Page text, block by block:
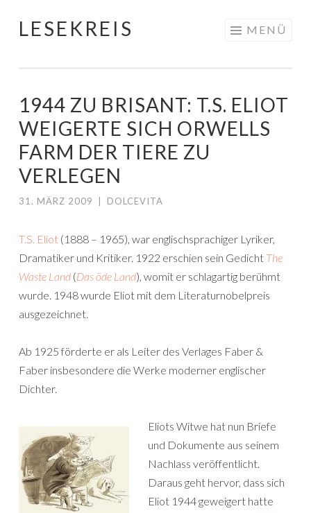
Springe
LESEKREIS MENÜ
1944 ZU BRISANT: T.S. ELIOT
WEIGERTE SICH ORWELLS
FARM DER TIERE ZU
VERLEGEN
31. MÄRZ 2009 DOLCEVITA
T.S. Eliot (1888 – 1965), war englischsprachiger Lyriker,
Dramatiker und Kritiker. 1922 erschien sein Gedicht The
Waste Land (Das öde Land), womit er schlagartig berühmt
wurde. 1948 wurde Eliot mit dem Literaturnobelpreis
ausgezeichnet.
Ab 1925 förderte er als Leiter des Verlages Faber &
Faber insbesondere die Werke moderner englischer
Dichter.
Eliots Witwe hat nun Briefe
und Dokumente aus seinem
Nachlass veröffentlicht.
Daraus geht hervor, dass sich
Eliot 1944 geweigert hatte